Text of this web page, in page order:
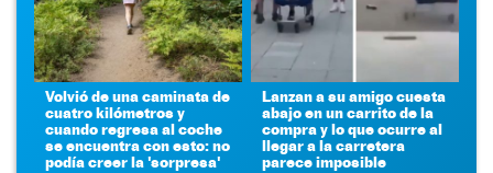
Volvió de una caminata de
cuatro kilómetros y
cuando regresa al coche
se encuentra con esto: no
podía creer la 'sorpresa'
Lanzan a su amigo cuesta
abajo en un carrito de la
compra y lo que ocurre al
llegar a la carretera
parece imposible